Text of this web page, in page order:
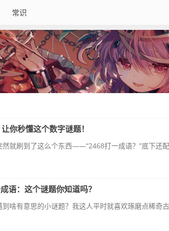
常识
你秒懂这个数字谜题！
语：这个谜题你知道吗？